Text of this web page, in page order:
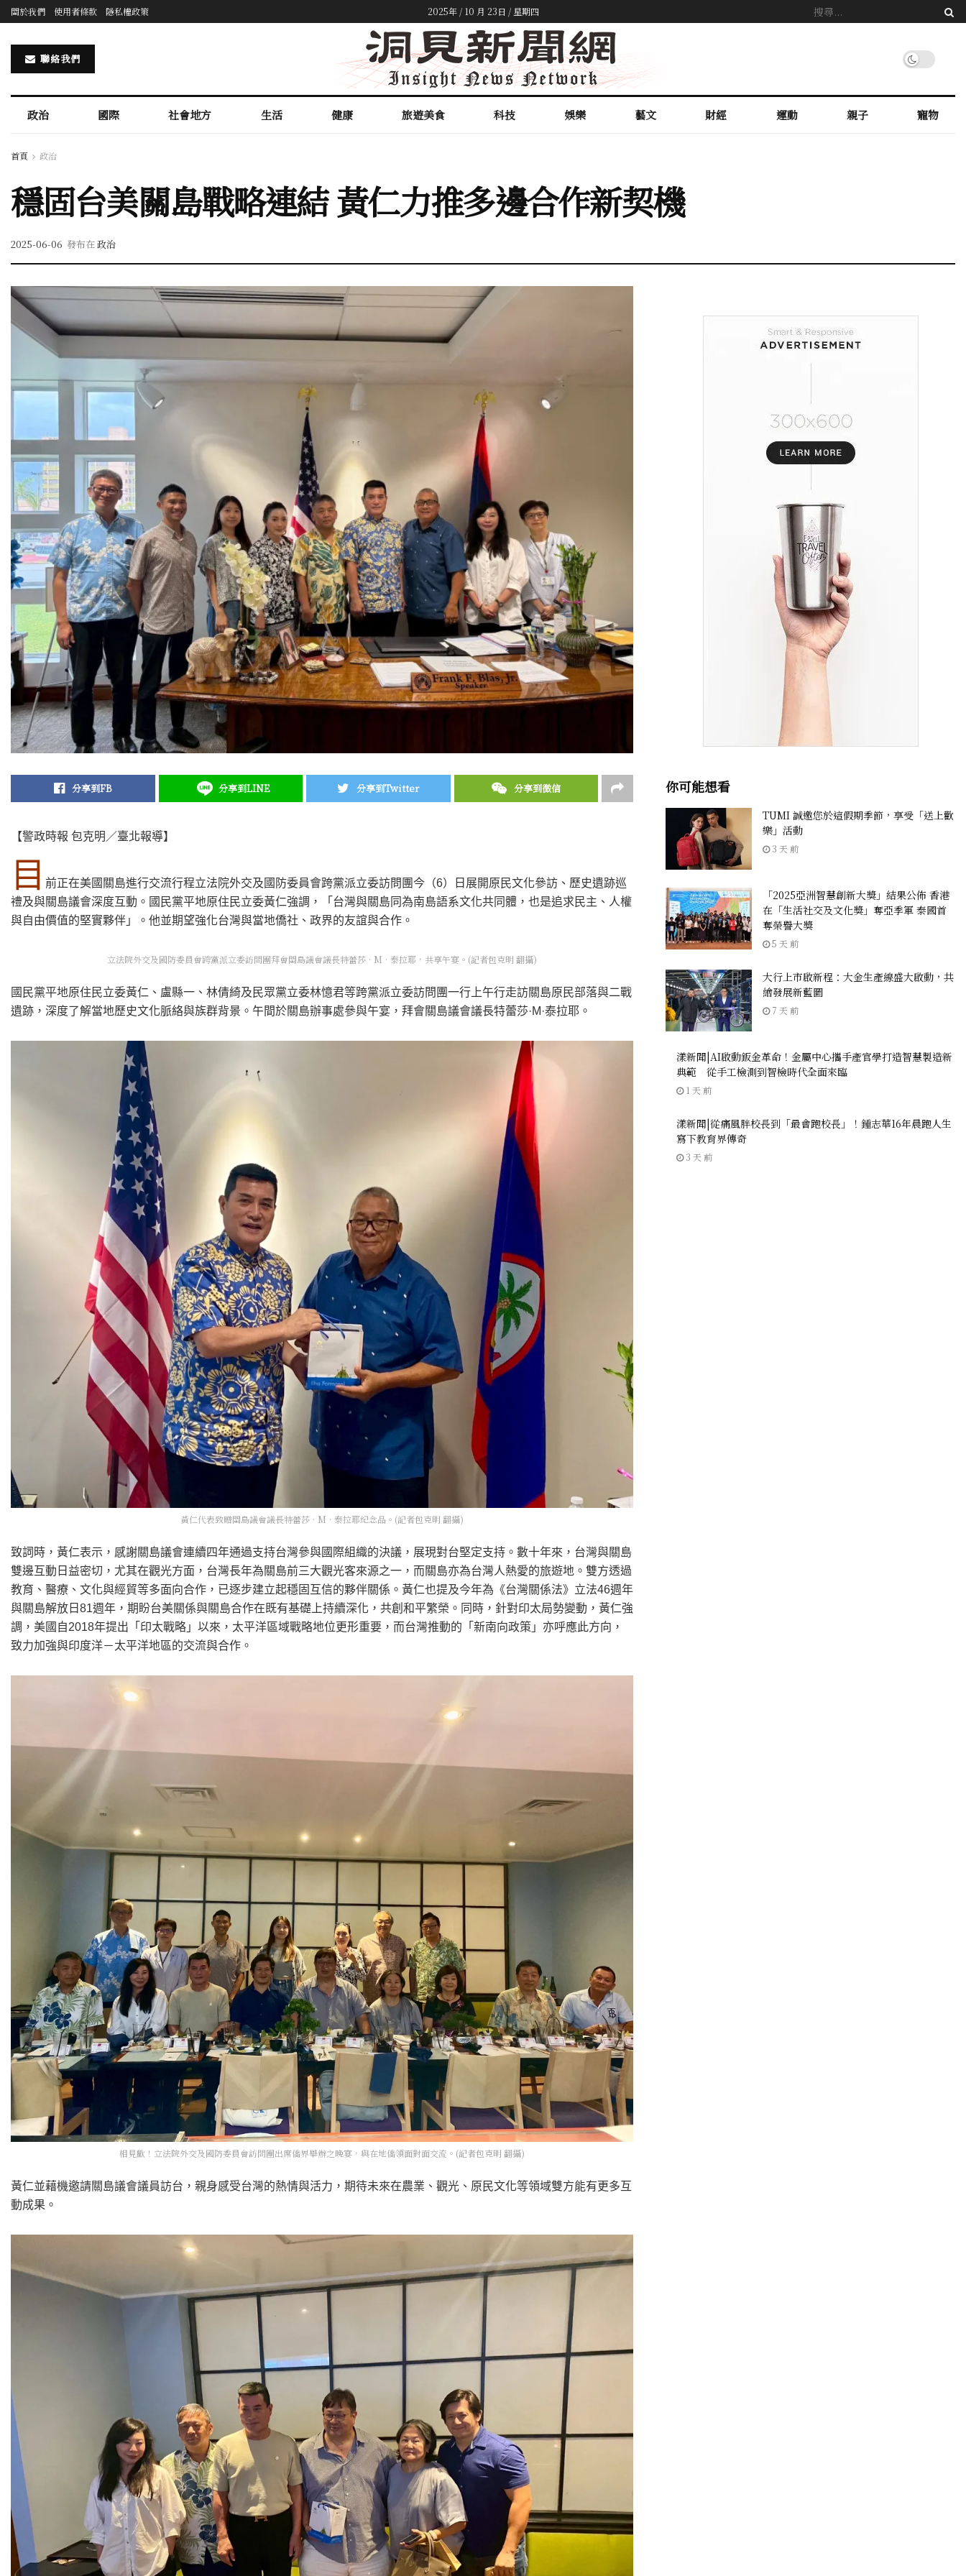
關於我們 使用者條款 隱私權政策 2025年 / 10 月 23日 / 星期四
聯絡我們
政治 國際 社會地方 生活 健康 旅遊美食 科技 娛樂 藝文 財經 運動 親子 寵物
首頁 政治
穩固台美關島戰略連結 黃仁力推多邊合作新契機
2025-06-06 發布在政治
分享到FB 分享到LINE 分享到Twitter 分享到微信
【警政時報 包克明／臺北報導】
目
前正在美國關島進行交流行程立法院外交及國防委員會跨黨派立委訪問團今（6）日展開原民文化參訪、歷史遺跡巡
禮及與關島議會深度互動。國民黨平地原住民立委黃仁強調，「台灣與關島同為南島語系文化共同體，也是追求民主、人權
與自由價值的堅實夥伴」。他並期望強化台灣與當地僑社、政界的友誼與合作。
立法院外交及國防委員會跨黨派立委訪問團拜會關島議會議長特蕾莎•M•泰拉耶，共享午宴。(記者包克明 翻攝)
國民黨平地原住民立委黃仁、盧縣一、林倩綺及民眾黨立委林憶君等跨黨派立委訪問團一行上午行走訪關島原民部落與二戰
遺跡，深度了解當地歷史文化脈絡與族群背景。午間於關島辦事處參與午宴，拜會關島議會議長特蕾莎·M·泰拉耶。
黃仁代表致贈關島議會議長特蕾莎•M•泰拉耶紀念品。(記者包克明 翻攝)
致詞時，黃仁表示，感謝關島議會連續四年通過支持台灣參與國際組織的決議，展現對台堅定支持。數十年來，台灣與關島
雙邊互動日益密切，尤其在觀光方面，台灣長年為關島前三大觀光客來源之一，而關島亦為台灣人熱愛的旅遊地。雙方透過
教育、醫療、文化與經貿等多面向合作，已逐步建立起穩固互信的夥伴關係。黃仁也提及今年為《台灣關係法》立法46週年
與關島解放日81週年，期盼台美關係與關島合作在既有基礎上持續深化，共創和平繁榮。同時，針對印太局勢變動，黃仁強
調，美國自2018年提出「印太戰略」以來，太平洋區域戰略地位更形重要，而台灣推動的「新南向政策」亦呼應此方向，
致力加強與印度洋－太平洋地區的交流與合作。
相見歡！立法院外交及國防委員會訪問團出席僑界舉辦之晚宴，與在地僑領面對面交流。(記者包克明 翻攝)
黃仁並藉機邀請關島議會議員訪台，親身感受台灣的熱情與活力，期待未來在農業、觀光、原民文化等領域雙方能有更多互
動成果。
你可能想看
TUMI 誠邀您於這假期季節，享受「送上歡
樂」活動
3 天 前
「2025亞洲智慧創新大獎」結果公佈 香港
在「生活社交及文化獎」奪亞季軍 泰國首
奪榮譽大獎
5 天 前
大行上市啟新程：大金生產線盛大啟動，共
繪發展新藍圖
7 天 前
漾新聞|AI啟動鈑金革命！金屬中心攜手產官學打造智慧製造新
典範 從手工檢測到智檢時代全面來臨
1 天 前
漾新聞|從痛風胖校長到「最會跑校長」！鍾志華16年晨跑人生
寫下教育界傳奇
3 天 前